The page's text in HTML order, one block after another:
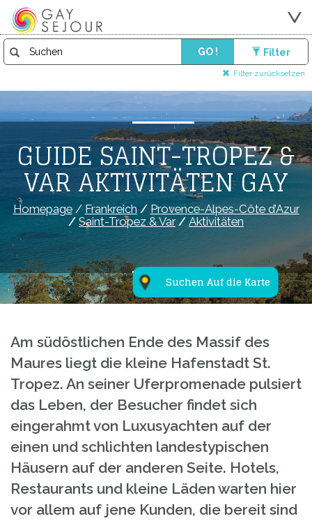
GO ! Filter
Filter zurücksetzen
Suchen Auf die Karte
GUIDE SAINT-TROPEZ &
VAR AKTIVITÄTEN GAY
Homepage/ Frankreich/ Provence-Alpes-Côte d’Azur
/ Saint-Tropez & Var/ Aktivitäten
Am südöstlichen Ende des Massif des
Maures liegt die kleine Hafenstadt St.
Tropez. An seiner Uferpromenade pulsiert
das Leben, der Besucher findet sich
eingerahmt von Luxusyachten auf der
einen und schlichten landestypischen
Häusern auf der anderen Seite. Hotels,
Restaurants und kleine Läden warten hier
vor allem auf jene Kunden, die bereit sind